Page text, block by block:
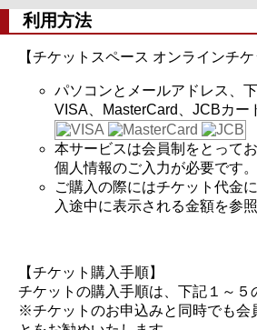
利用方法
【チケットスペース オンラインチ
パソコンとメールアドレス、
VISA、MasterCard、JCBカー
本サービスは会員制をとって
個人情報のご入力が必要です
ご購入の際にはチケット代金
入途中に表示される金額を参
【チケット購入手順】
チケットの購入手順は、下記１～５
※チケットのお申込みと同時でも会